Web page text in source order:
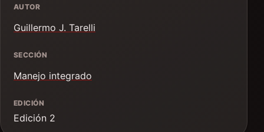
AUTOR
Guillermo J. Tarelli
SECCIÓN
Manejo integrado
EDICIÓN
Edición 2